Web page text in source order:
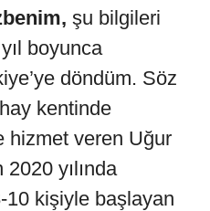
şu bilgileri
boyunca
döndüm. Söz
kentinde
hizmet veren Uğur
yılında
10 kişiyle başlayan